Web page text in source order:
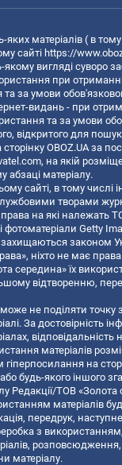
матеріалів ( в
сайті https://
якому вигляді суворо
при
та за умови
видань - при
та за умови
відкритого для
OBOZ.UA за
, на якій
абзаці матеріалу.
сайті, в тому числі
творами
на які належать
фотоматеріали Getty
захищаються законом
ніхто не має
середина» їх
відтворенню,
може не поділяти точку
За достовірність
матеріалів
гіперпосилання на
будь-якого іншого
Редакції/ТОВ «Золота
матеріалів
передрук,
з
матеріалу.